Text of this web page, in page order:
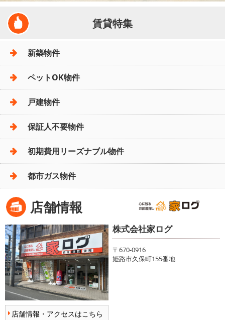
賃貸特集
新築物件
ペットOK物件
戸建物件
保証人不要物件
初期費用リーズナブル物件
都市ガス物件
店舗情報
店舗情報・アクセスはこちら
株式会社家ログ
〒670-0916
姫路市久保町155番地